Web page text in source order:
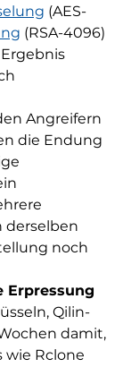
(AES-
(RSA-4096)
Angreifern
die Endung
derselben
noch
Qilin-
damit,
wie Rclone